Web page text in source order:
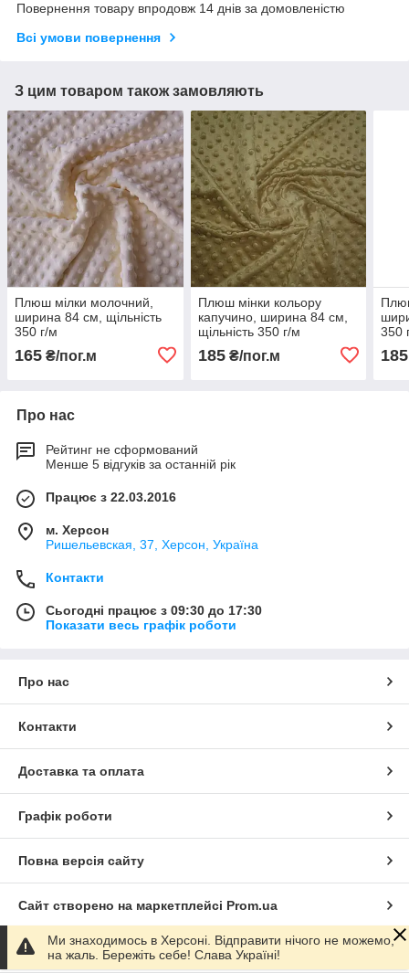
Повернення товару впродовж 14 днів за домовленістю
Всі умови повернення
З цим товаром також замовляють
Плюш мілки молочний,
ширина 84 см, щільність
350 г/м
165 ₴/пог.м
Плюш мінки кольору
капучино, ширина 84 см,
щільність 350 г/м
185₴/пог.м
350
185
Про нас
Рейтинг не сформований
Менше 5 відгуків за останній рік
Працює з 22.03.2016
м. Херсон
Ришельевская, 37, Херсон, Україна
Контакти
Сьогодні працює з 09:30 до 17:30
Показати весь графік роботи
Про нас
Контакти
Доставка та оплата
Графік роботи
Повна версія сайту
Сайт створено на маркетплейсі Prom.ua
Політика конфіденційності
Ми знаходимось в Херсоні. Відправити нічого не можемо,
на жаль. Бережіть себе! Слава Україні!